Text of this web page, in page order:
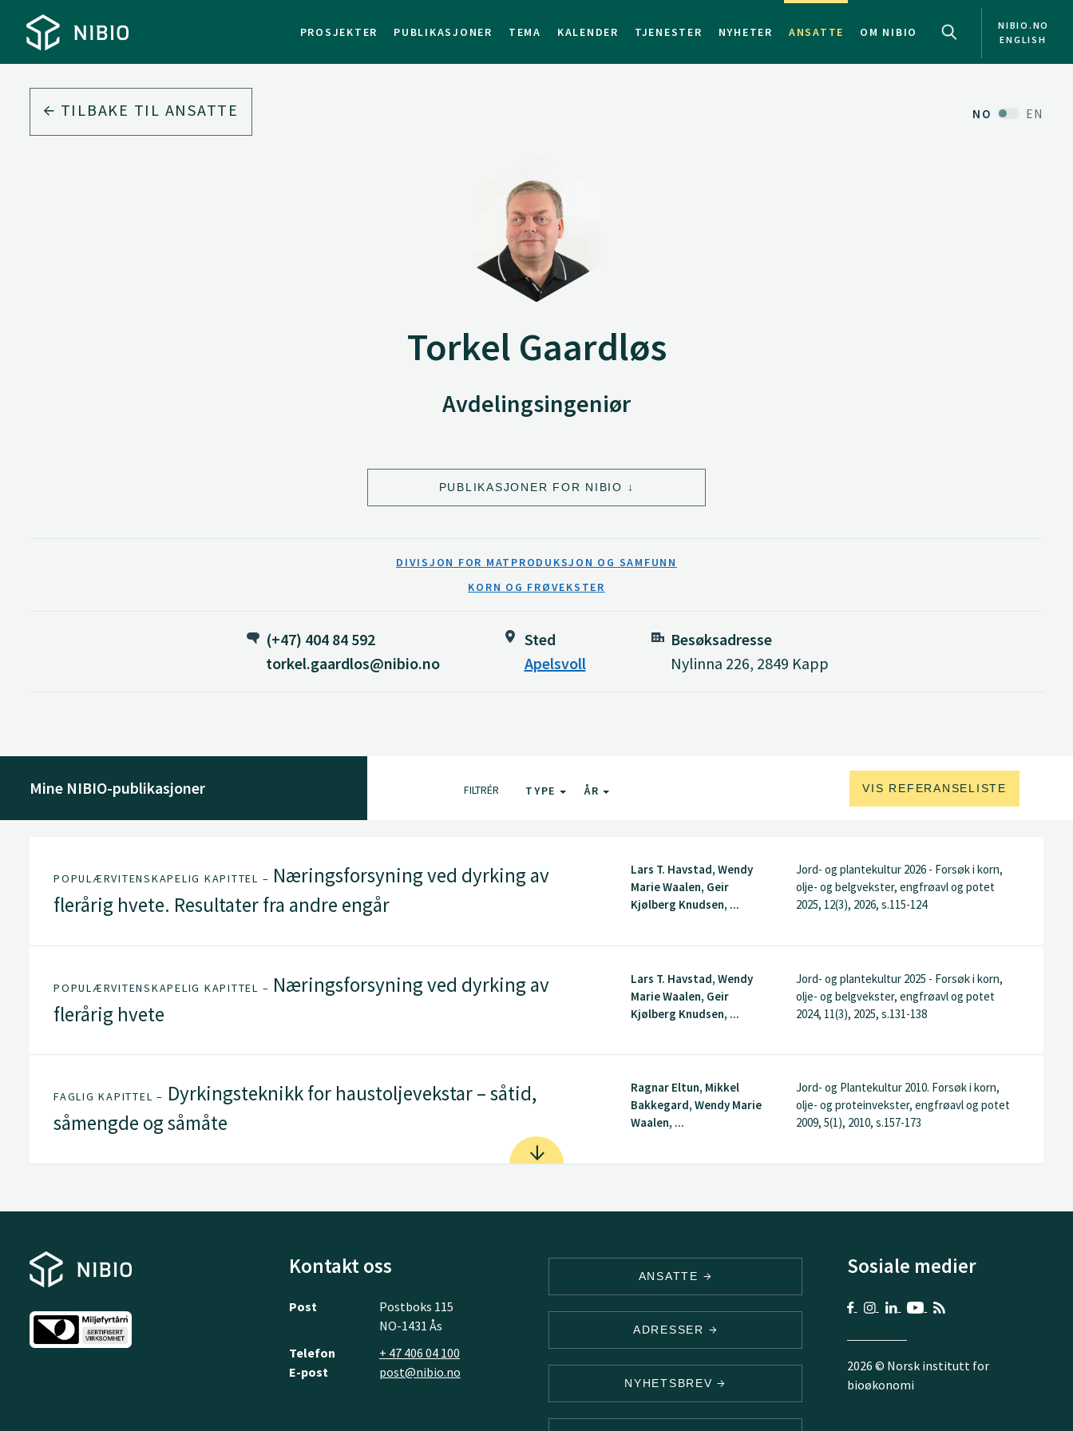
PROSJEKTER PUBLIKASJONER TEMA KALENDER TJENESTER NYHETER ANSATTE OM NIBIO
NIBIO.NO
ENGLISH
TILBAKE TIL ANSATTE NO EN
Torkel Gaardløs
Avdelingsingeniør
PUBLIKASJONER FOR NIBIO
DIVISJON FOR MATPRODUKSJON OG SAMFUNN
KORN OG FRØVEKSTER
(+47) 404 84 592
torkel.gaardlos@nibio.no
Sted
Apelsvoll
Besøksadresse
Nylinna 226, 2849 Kapp
Mine NIBIO-publikasjoner FILTRÉR TYPE ÅR VIS REFERANSELISTE
POPULÆRVITENSKAPELIG KAPITTEL – Næringsforsyning ved dyrking av
flerårig hvete. Resultater fra andre engår
Lars T. Havstad, Wendy
Marie Waalen, Geir
Kjølberg Knudsen, ...
Jord- og plantekultur 2026 - Forsøk i korn,
olje- og belgvekster, engfrøavl og potet
2025, 12(3), 2026, s.115-124
POPULÆRVITENSKAPELIG KAPITTEL – Næringsforsyning ved dyrking av
flerårig hvete
Lars T. Havstad, Wendy
Marie Waalen, Geir
Kjølberg Knudsen, ...
Jord- og plantekultur 2025 - Forsøk i korn,
olje- og belgvekster, engfrøavl og potet
2024, 11(3), 2025, s.131-138
FAGLIG KAPITTEL – Dyrkingsteknikk for haustoljevekstar – såtid,
såmengde og såmåte
Ragnar Eltun, Mikkel
Bakkegard, Wendy Marie
Waalen, ...
Jord- og Plantekultur 2010. Forsøk i korn,
olje- og proteinvekster, engfrøavl og potet
2009, 5(1), 2010, s.157-173
Kontakt oss
Post
Postboks 115
NO-1431 Ås
Telefon
+ 47 406 04 100
E-post
post@nibio.no
ANSATTE
ADRESSER
NYHETSBREV
Sosiale medier
2026 © Norsk institutt for
bioøkonomi